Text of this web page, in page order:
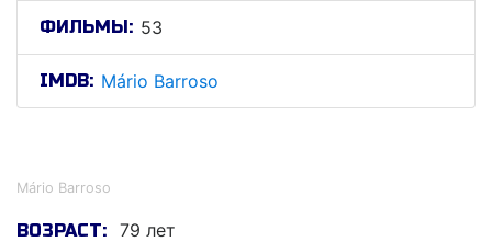
ФИЛЬМЫ: 53
IMDB: Mário Barroso
Mário Barroso
ВОЗРАСТ: 79 лет